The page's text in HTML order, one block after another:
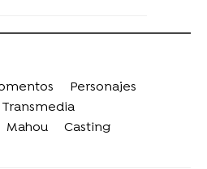
Personajes
Transmedia
Mahou Casting